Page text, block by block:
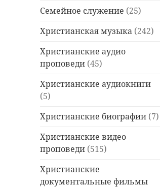
Семейное служение (25)
Христианская музыка (242)
Христианские аудио
проповеди (45)
Христианские аудиокниги
(5)
Христианские биографии (7)
Христианские видео
проповеди (515)
Христианские
документальные фильмы